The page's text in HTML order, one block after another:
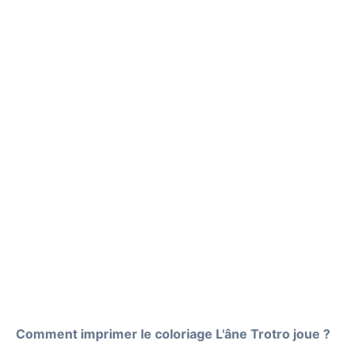
Comment imprimer le coloriage L'âne Trotro joue ?